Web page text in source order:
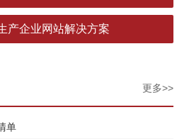
产企业网站解决方案
更多>>
单